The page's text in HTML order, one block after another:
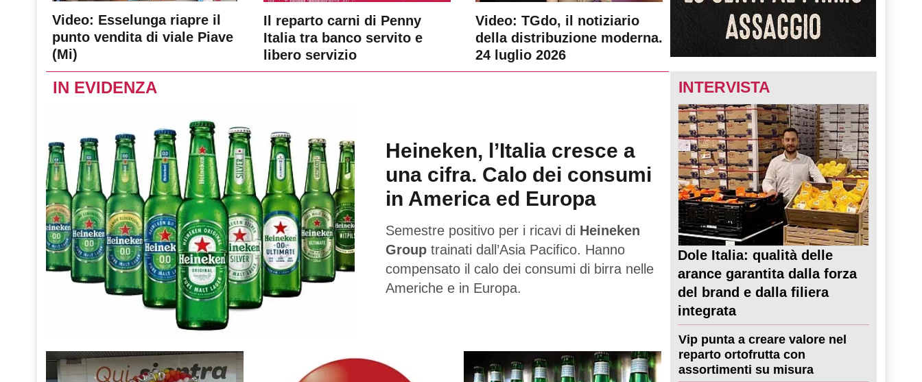
Video: Esselunga riapre il
punto vendita di viale Piave
(Mi)
Il reparto carni di Penny
Italia tra banco servito e
libero servizio
Video: TGdo, il notiziario
della distribuzione moderna.
24 luglio 2026
IN EVIDENZA
Heineken, l’Italia cresce a
una cifra. Calo dei consumi
in America ed Europa
Semestre positivo per i ricavi di Heineken
Group trainati dall’Asia Pacifico. Hanno
compensato il calo dei consumi di birra nelle
Americhe e in Europa.
INTERVISTA
Dole Italia: qualità delle
arance garantita dalla forza
del brand e dalla filiera
integrata
Vip punta a creare valore nel
reparto ortofrutta con
assortimenti su misura